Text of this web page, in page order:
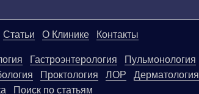
Статьи О Клинике Контакты
Гастроэнтерология Пульмонология
Проктология ЛОР Дерматология
Поиск по статьям